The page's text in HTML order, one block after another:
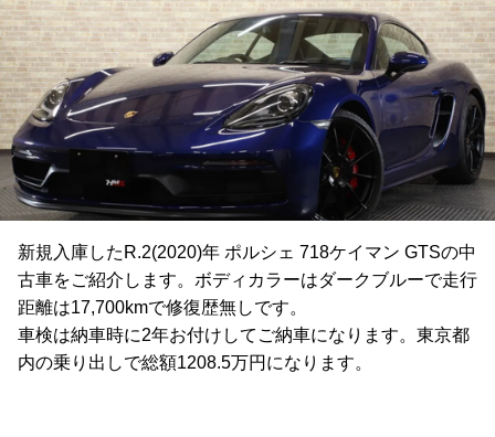
新規入庫したR.2(2020)年 ポルシェ 718ケイマン GTSの中
古車をご紹介します。ボディカラーはダークブルーで走行
距離は17,700kmで修復歴無しです。
車検は納車時に2年お付けしてご納車になります。東京都
内の乗り出しで総額1208.5万円になります。